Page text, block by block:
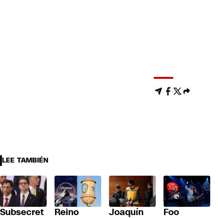
LEE TAMBIÉN
Subsecret
Reino
Joaquín
Foo